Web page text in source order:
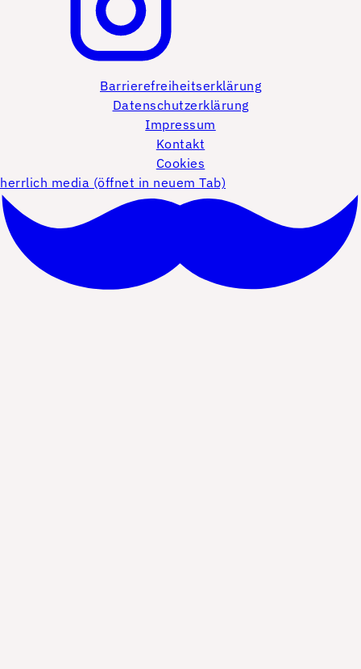
Barrierefreiheitserklärung
Datenschutzerklärung
Impressum
Kontakt
Cookies
herrlich media (öffnet in neuem Tab)